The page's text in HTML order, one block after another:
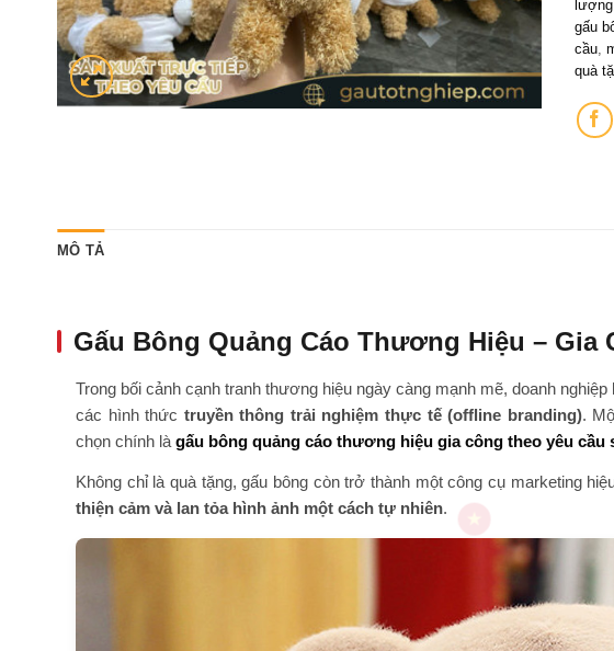
gấu
cầu,
quà
MÔ TẢ
Gấu Bông Quảng Cáo Thương Hiệu – Gia
Trong bối cảnh cạnh tranh thương hiệu ngày càng mạnh mẽ, doanh
các hình thức truyền thông trải nghiệm thực tế (offline branding).
chọn chính là gấu bông quảng cáo thương hiệu gia công theo yêu
Không chỉ là quà tặng, gấu bông còn trở thành một công cụ marketing
thiện cảm và lan tỏa hình ảnh một cách tự nhiên.